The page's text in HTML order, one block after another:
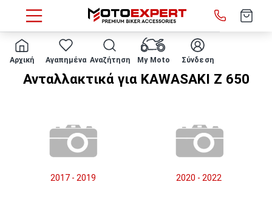
Αρχική Αγαπημένα Αναζήτηση My Moto Σύνδεση
HOME Μάρκα/μοντέλο KAWASAKI Z 650
Ανταλλακτικά για KAWASAKI Z 650
2017 - 2019 2020 - 2022